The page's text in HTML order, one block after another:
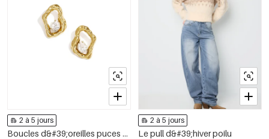
2 à 5 jours
Boucles d&#39;oreilles puces en acier inoxydable, forme géométrique, collection simple pour le quotidien, bijoux pour femmes
2 à 5 jours
Le pull d&#39;hiver poilu